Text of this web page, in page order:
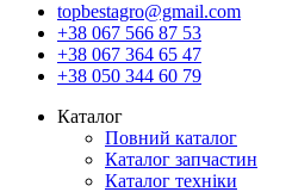
topbestagro@gmail.com
+38 067 566 87 53
+38 067 364 65 47
+38 050 344 60 79
Каталог
Повний каталог
Каталог запчастин
Каталог техніки